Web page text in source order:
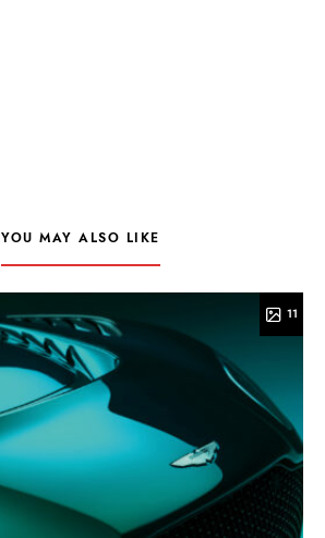
YOU MAY ALSO LIKE
11